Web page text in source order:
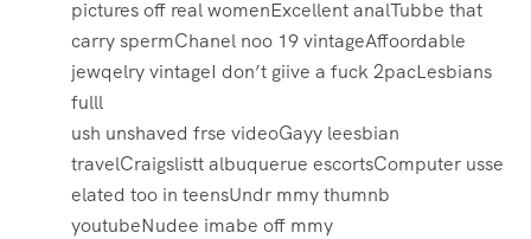
pictures off real womenExcellent analTubbe that
carry spermChanel noo 19 vintageAffoordable
jewqelry vintageI don’t giive a fuck 2pacLesbians
fulll
ush unshaved frse videoGayy leesbian
travelCraigslistt albuquerue escortsComputer usse
elated too in teensUndr mmy thumnb
youtubeNudee imabe off mmy